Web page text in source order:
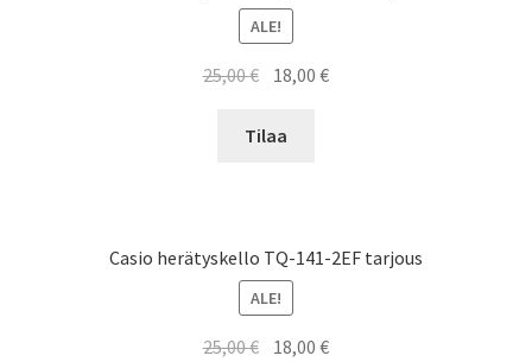
ALE!
25,00€ Alkuperäinen
oli:
18,00€Nykyinen
Tilaa
Casio herätyskello TQ-141-2EF tarjous
ALE!
25,00€ Alkuperäinen
18,00€Nykyinen